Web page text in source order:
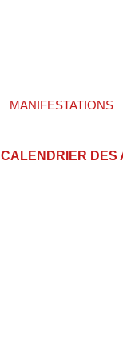
MANIFESTATIONS
CALENDRIER DES